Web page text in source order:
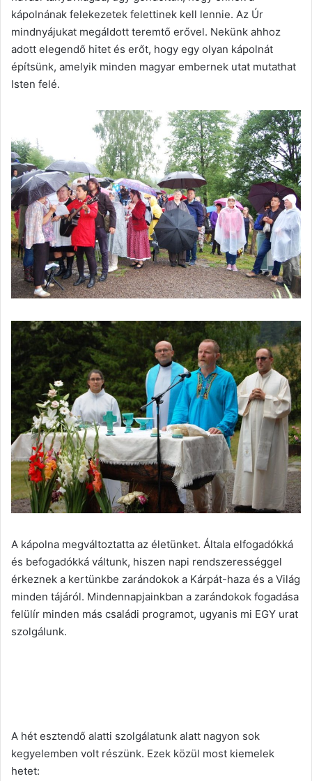
kápolnának felekezetek felettinek kell lennie. Az Úr
mindnyájukat megáldott teremtő erővel. Nekünk ahhoz
adott elegendő hitet és erőt, hogy egy olyan kápolnát
építsünk, amelyik minden magyar embernek utat mutathat
Isten felé.
A kápolna megváltoztatta az életünket. Általa elfogadókká
és befogadókká váltunk, hiszen napi rendszerességgel
érkeznek a kertünkbe zarándokok a Kárpát-haza és a Világ
minden tájáról. Mindennapjainkban a zarándokok fogadása
felülír minden más családi programot, ugyanis mi EGY urat
szolgálunk.
A hét esztendő alatti szolgálatunk alatt nagyon sok
kegyelemben volt részünk. Ezek közül most kiemelek
hetet: